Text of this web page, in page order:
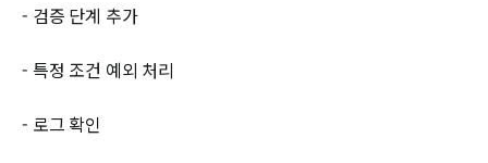
- 검증 단계 추가
- 특정 조건 예외 처리
- 로그 확인